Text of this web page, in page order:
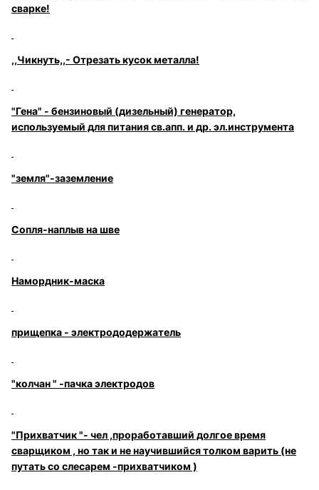
сварке!
,,Чикнуть,,- Отрезать кусок металла!
"Гена" - бензиновый (дизельный) генератор,
используемый для питания св.апп. и др. эл.инструмента
"земля"-заземление
Сопля-наплыв на шве
Намордник-маска
прищепка - электрододержатель
"колчан " -пачка электродов
"Прихватчик "- чел ,проработавший долгое время
сварщиком , но так и не научившийся толком варить (не
путать со слесарем -прихватчиком )